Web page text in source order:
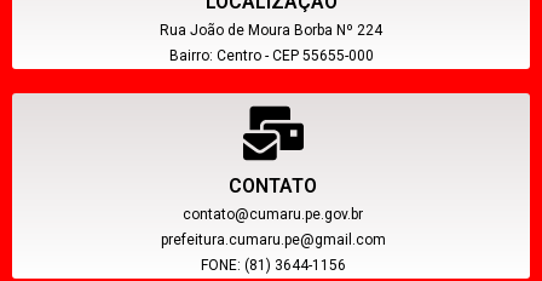
Rua João de Moura Borba Nº 224
Bairro: Centro - CEP 55655-000
CONTATO
contato@cumaru.pe.gov.br
prefeitura.cumaru.pe@gmail.com
FONE: (81) 3644-1156